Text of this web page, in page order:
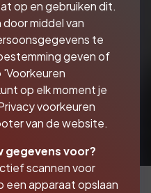
op en gebruiken dit.
middel van
te
geven of
op elk moment je
voorkeuren
van de website.
gegevens voor?
scannen voor
apparaat opslaan